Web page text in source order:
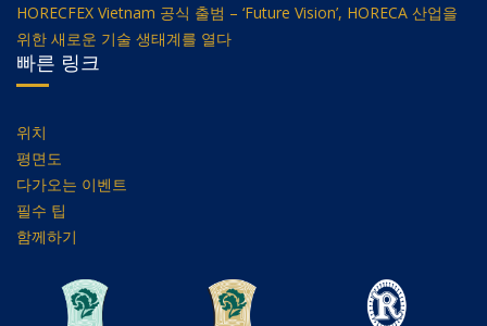
HORECFEX Vietnam 공식 출범 – ‘Future Vision’, HORECA 산업을
위한 새로운 기술 생태계를 열다
빠른 링크
위치
평면도
다가오는 이벤트
필수 팁
함께하기